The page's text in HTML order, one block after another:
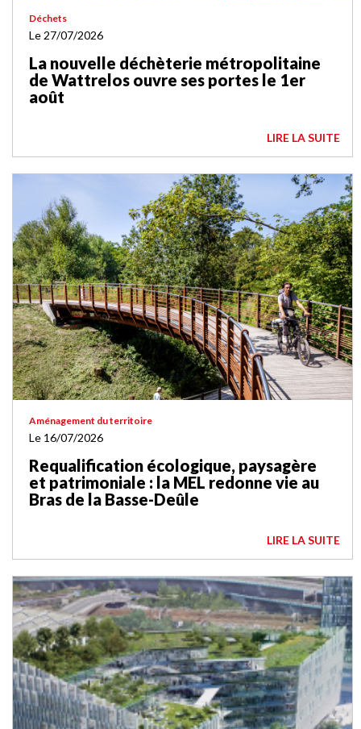
Déchets
Le 27/07/2026
La nouvelle déchèterie métropolitaine
de Wattrelos ouvre ses portes le 1er
août
LIRE LA SUITE
Aménagement du territoire
Le 16/07/2026
Requalification écologique, paysagère
et patrimoniale : la MEL redonne vie au
Bras de la Basse-Deûle
LIRE LA SUITE